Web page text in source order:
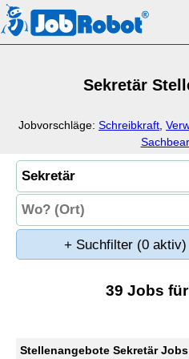
Sekretär
Jobvorschläge: Schreibkraft
+ Suchfilter (0 aktiv)
39 Jobs
Stellenangebote Sekretär Jobs